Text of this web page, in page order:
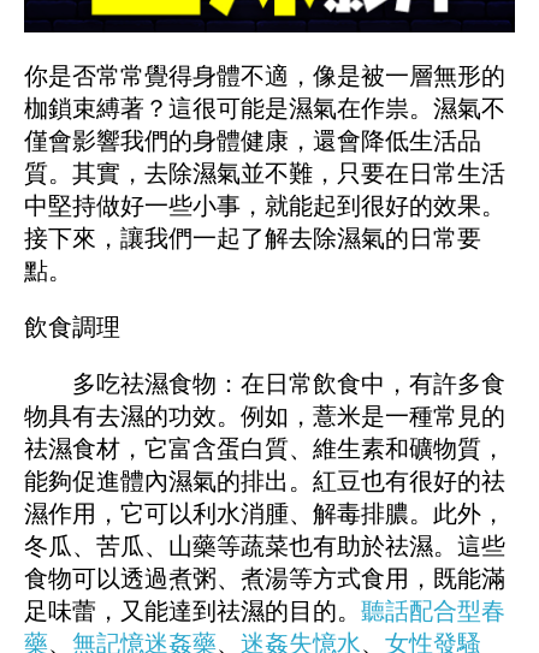
你是否常常覺得身體不適，像是被一層無形的
枷鎖束縛著？這很可能是濕氣在作祟。濕氣不
僅會影響我們的身體健康，還會降低生活品
質。其實，去除濕氣並不難，只要在日常生活
中堅持做好一些小事，就能起到很好的效果。
接下來，讓我們一起了解去除濕氣的日常要
點。
飲食調理
多吃祛濕食物：在日常飲食中，有許多食
物具有去濕的功效。例如，薏米是一種常見的
祛濕食材，它富含蛋白質、維生素和礦物質，
能夠促進體內濕氣的排出。紅豆也有很好的祛
濕作用，它可以利水消腫、解毒排膿。此外，
冬瓜、苦瓜、山藥等蔬菜也有助於祛濕。這些
食物可以透過煮粥、煮湯等方式食用，既能滿
足味蕾，又能達到祛濕的目的。 聽話配合型春
藥、 無記憶迷姦藥、 迷姦失憶水、 女性發騷